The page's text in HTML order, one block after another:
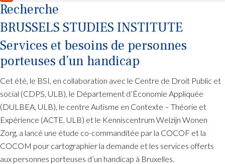
Recherche
BRUSSELS STUDIES INSTITUTE
Services et besoins de personnes
porteuses d’un handicap
Cet été, le BSI, en collaboration avec le Centre de Droit Public et
social (CDPS, ULB), le Département d’Économie Appliquée
(DULBEA, ULB), le centre Autisme en Contexte – Théorie et
Expérience (ACTE, ULB) et le Kenniscentrum Welzijn Wonen
Zorg , a lancé une étude co-commanditée par la COCOF et la
COCOM pour cartographier la demande et les services offerts
aux personnes porteuses d’un handicap à Bruxelles.